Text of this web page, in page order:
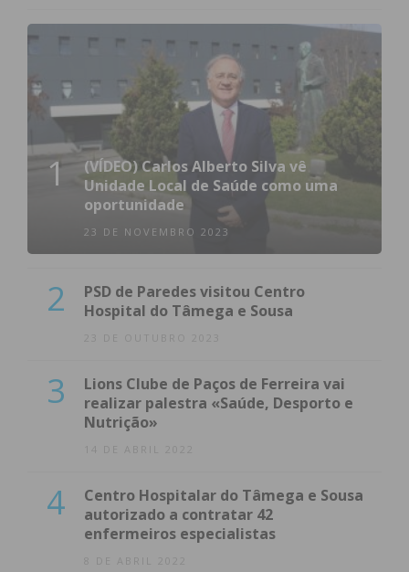
1
(VÍDEO) Carlos Alberto Silva vê
Unidade Local de Saúde como uma
oportunidade
23 DE NOVEMBRO 2023
2
PSD de Paredes visitou Centro
Hospital do Tâmega e Sousa
23 DE OUTUBRO 2023
3
Lions Clube de Paços de Ferreira vai
realizar palestra «Saúde, Desporto e
Nutrição»
14 DE ABRIL 2022
4
Centro Hospitalar do Tâmega e Sousa
autorizado a contratar 42
enfermeiros especialistas
8 DE ABRIL 2022